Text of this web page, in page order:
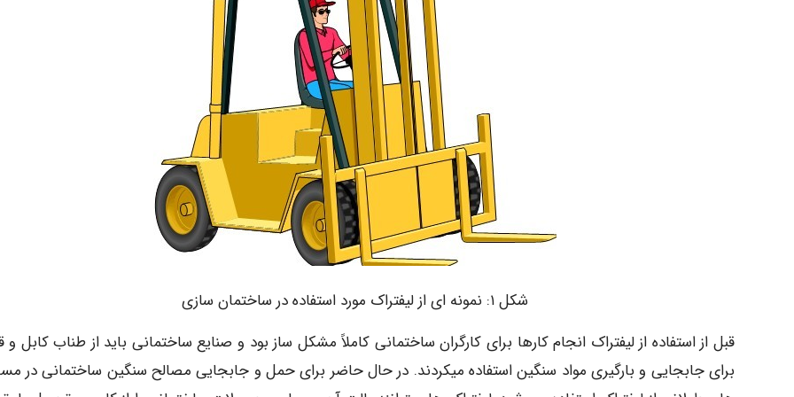
شکل ۱: نمونه ای از لیفتراک مورد استفاده در ساختمان سازی
قبل از استفاده از لیفتراک انجام کارها برای کارگران ساختمانی کاملاً مشکل ساز بود و صنایع ساختمانی باید از طناب کابل و
برای جابجایی و بارگیری مواد سنگین استفاده میکردند. در حال حاضر برای حمل و جابجایی مصالح سنگین ساختمانی در